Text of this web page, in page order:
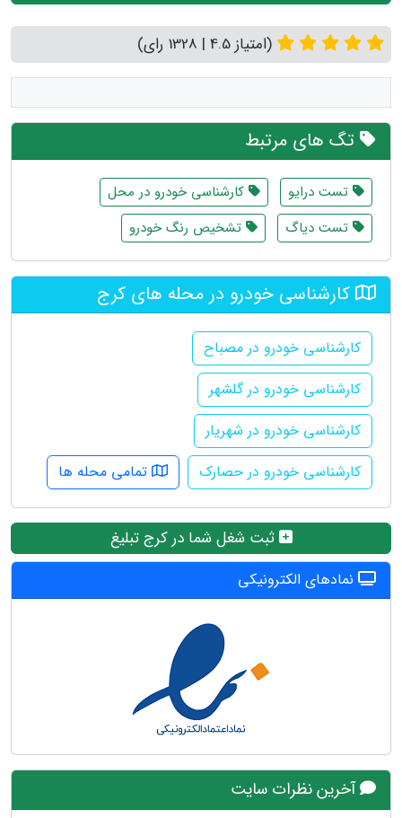
(امتیاز 4.5 | 1328 رای)
تگ های مرتبط
تست درایو
کارشناسی خودرو در محل
تست دیاگ
تشخیص رنگ خودرو
کارشناسی خودرو در محله های کرج
کارشناسی خودرو در مصباح
کارشناسی خودرو در گلشهر
کارشناسی خودرو در شهریار
کارشناسی خودرو در حصارک
تمامی محله ها
ثبت شغل شما در کرج تبلیغ
نمادهای الکترونیکی
آخرین نظرات سایت